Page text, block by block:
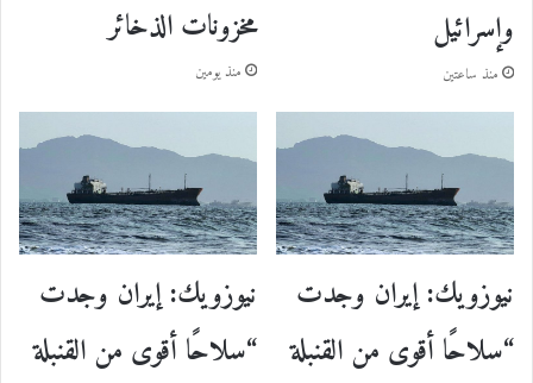
وإسرائيل
منذ ساعتين
مخزونات الذخائر
منذ يومين
نيوزويك: إيران وجدت
“سلاحًا أقوى من القنبلة
نيوزويك: إيران وجدت
“سلاحًا أقوى من القنبلة